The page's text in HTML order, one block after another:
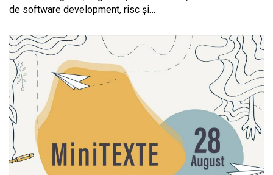
de software development, risc și…